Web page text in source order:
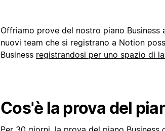
Offriamo prove del nostro piano Business
nuovi team che si registrano a Notion
Business registrandosi per uno spazio di
Cos'è la prova del